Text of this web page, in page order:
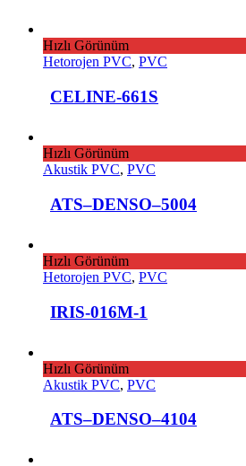
Hızlı Görünüm
Hetorojen PVC, PVC
CELINE-661S
Hızlı Görünüm
Akustik PVC, PVC
ATS–DENSO–5004
Hızlı Görünüm
Hetorojen PVC, PVC
IRIS-016M-1
Hızlı Görünüm
Akustik PVC, PVC
ATS–DENSO–4104